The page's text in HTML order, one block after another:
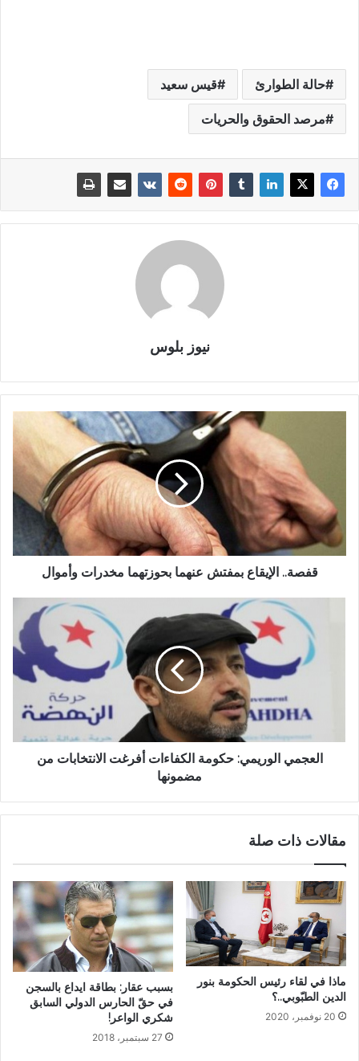
حالة الطوارئ قيس سعيد
مرصد الحقوق والحريات
نيوز بلوس
قفصة.. الإيقاع بمفتش عنهما بحوزتهما مخدرات وأموال
العجمي الوريمي: حكومة الكفاءات أفرغت الانتخابات من
مضمونها
مقالات ذات صلة
ماذا في لقاء رئيس الحكومة بنور
الدين الطبّوبي..؟
20 نوفمبر، 2020
بسبب عقار: بطاقة ايداع بالسجن
في حقّ الحارس الدولي السابق
شكري الواعر!
27 سبتمبر، 2018